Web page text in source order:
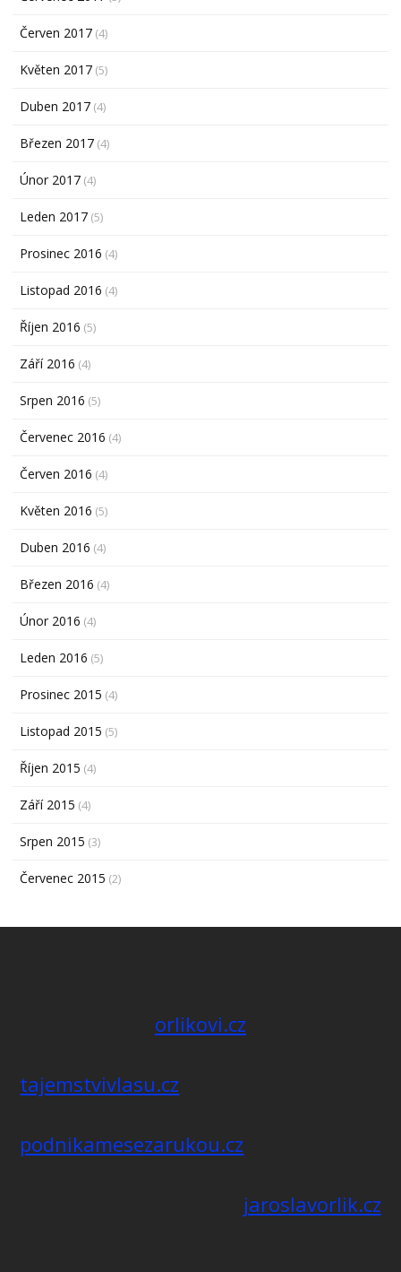
Červen 2017 (4)
Květen 2017 (5)
Duben 2017 (4)
Březen 2017 (4)
Únor 2017 (4)
Leden 2017 (5)
Prosinec 2016 (4)
Listopad 2016 (4)
Říjen 2016 (5)
Září 2016 (4)
Srpen 2016 (5)
Červenec 2016 (4)
Červen 2016 (4)
Květen 2016 (5)
Duben 2016 (4)
Březen 2016 (4)
Únor 2016 (4)
Leden 2016 (5)
Prosinec 2015 (4)
Listopad 2015 (5)
Říjen 2015 (4)
Září 2015 (4)
Srpen 2015 (3)
Červenec 2015 (2)
orlikovi.cz
tajemstvivlasu.cz
podnikamesezarukou.cz
jaroslavorlik.cz